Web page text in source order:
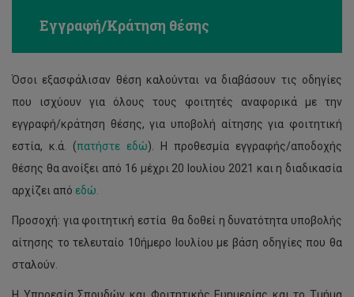
Εγγραφή/Κράτηση θέσης
Όσοι εξασφάλισαν θέση καλούνται να διαβάσουν τις οδηγίες
που ισχύουν για όλους τους φοιτητές αναφορικά με την
εγγραφή/κράτηση θέσης, για υποβολή αίτησης για φοιτητική
εστία, κ.ά. (πατήστε εδώ). Η προθεσμία εγγραφής/αποδοχής
θέσης θα ανοίξει από 16 μέχρι 20 Ιουλίου 2021 και η διαδικασία
αρχίζει από εδώ.
Προσοχή: για φοιτητική εστία θα δοθεί η δυνατότητα υποβολής
αίτησης το τελευταίο 10ήμερο Ιουλίου με βάση οδηγίες που θα
σταλούν.